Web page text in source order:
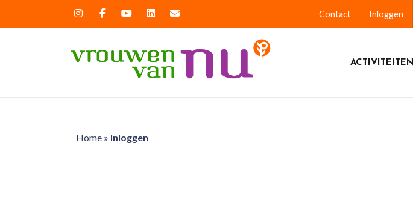
Contact Inloggen
ACTIVITEITEN
Home» Inloggen